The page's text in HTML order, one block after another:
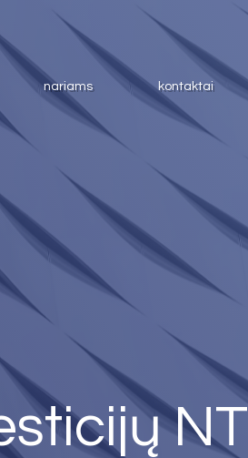
nariams
kontaktai
NT